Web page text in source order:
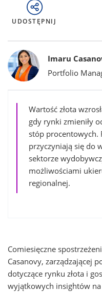
UDOSTĘPNIJ
Bylines
Imaru
Portfolio
Wartość złota
gdy rynki zmieniły
stóp procentowych.
przyczyniają się do
sektorze
możliwościami
regionalnej.
Comiesięczne
Casanovy, zarządzającej
dotyczące rynku złota i
wyjątkowych insightów